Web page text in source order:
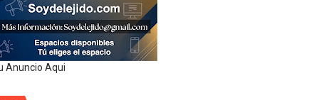
Anuncio Aqui